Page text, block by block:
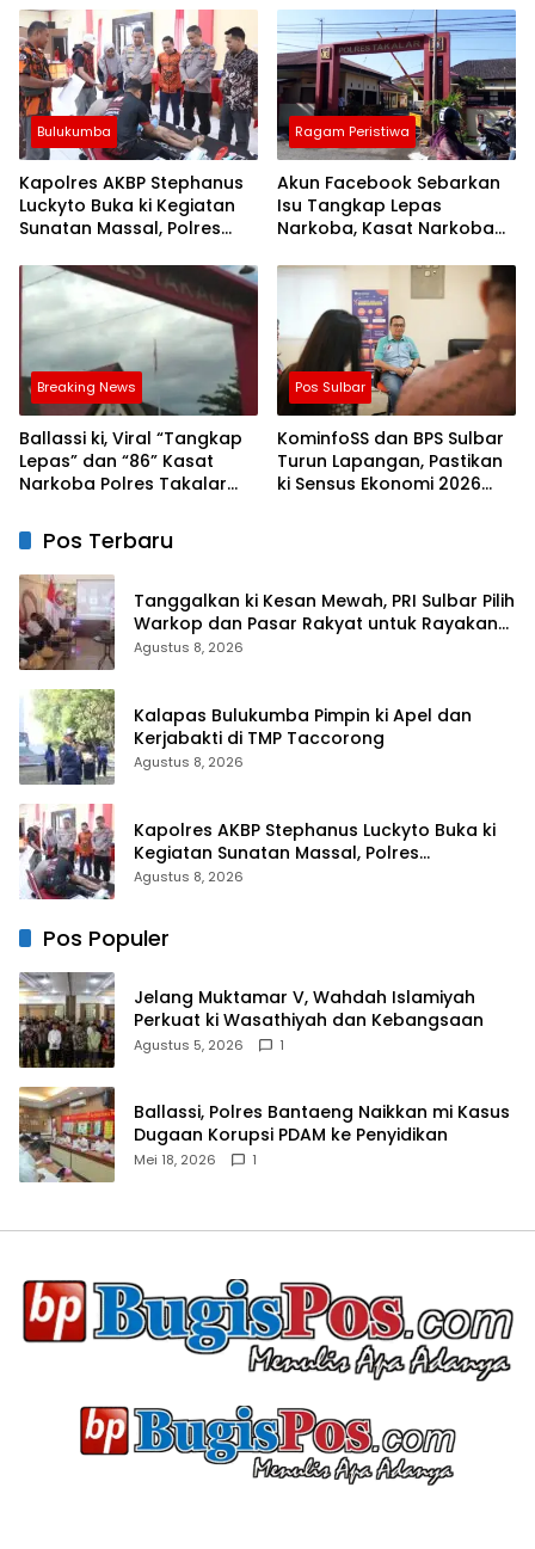
Bulukumba
Kapolres AKBP Stephanus
Luckyto Buka ki Kegiatan
Sunatan Massal, Polres
dengan Pemuda Pancasila
Ragam Peristiwa
Akun Facebook Sebarkan
Isu Tangkap Lepas
Narkoba, Kasat Narkoba
dan Fitnah
Breaking News
Ballassi ki, Viral “Tangkap
Lepas” dan “86” Kasat
Narkoba Polres Takalar
Pos Sulbar
KominfoSS dan BPS Sulbar
Turun Lapangan, Pastikan
ki Sensus Ekonomi 2026
Pos Terbaru
Tanggalkan ki Kesan Mewah, PRI Sulbar Pilih
Warkop dan Pasar Rakyat untuk Rayakan
HUT Ke-1
Agustus 8, 2026
Kalapas Bulukumba Pimpin ki Apel dan
Kerjabakti di TMP Taccorong
Agustus 8, 2026
Kapolres AKBP Stephanus Luckyto Buka ki
Kegiatan Sunatan Massal, Polres
Bulukumba Kerjasama dengan Pemuda
Agustus 8, 2026
Pos Populer
Jelang Muktamar V, Wahdah Islamiyah
Perkuat ki Wasathiyah dan Kebangsaan
Agustus 5, 2026 1
Ballassi, Polres Bantaeng Naikkan mi Kasus
Dugaan Korupsi PDAM ke Penyidikan
Mei 18, 2026 1